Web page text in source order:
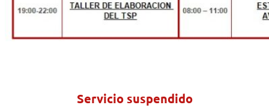
Servicio suspendido